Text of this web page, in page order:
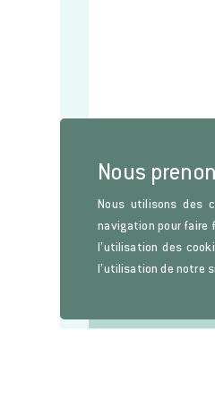
Nous
Nous utilisons des
navigation pour faire
l’utilisation des
l’utilisation de notre